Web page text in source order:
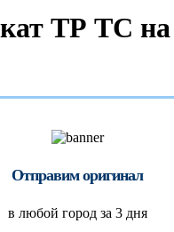
ТР ТС на
Отправим оригинал
в любой город за 3 дня